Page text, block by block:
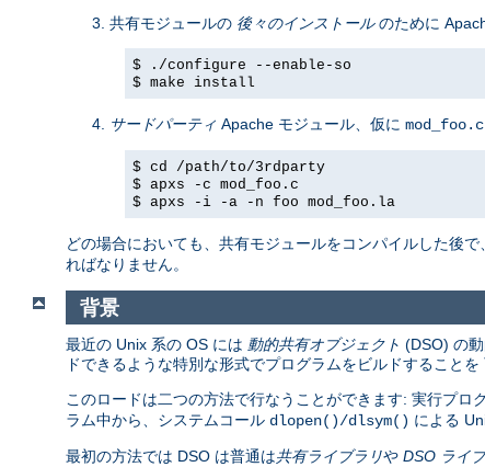
共有モジュールの 後々のインストールのために
$ ./configure --enable-so
$ make install
サードパーティ Apache モジュール、仮に mod_foo.c
$ cd /path/to/3rdparty
$ apxs -c mod_foo.c
$ apxs -i -a -n foo mod_foo.la
どの場合においても、共有モジュールをコンパイルした後で
ればなりません。
背景
最近の Unix 系の OS には 動的共有オブジェクト (DSO) の
ドできるような特別な形式でプログラムをビルドすることを
このロードは二つの方法で行なうことができます: 実行プロ
ラム中から、システムコール dlopen()/dlsym() による
最初の方法では DSO は普通は共有ライブラリや DSO ライ